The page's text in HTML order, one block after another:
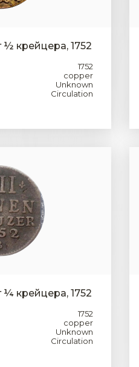
½ крейцера, 1752
1752
copper
Unknown
Circulation
¼ крейцера, 1752
1752
copper
Unknown
Circulation